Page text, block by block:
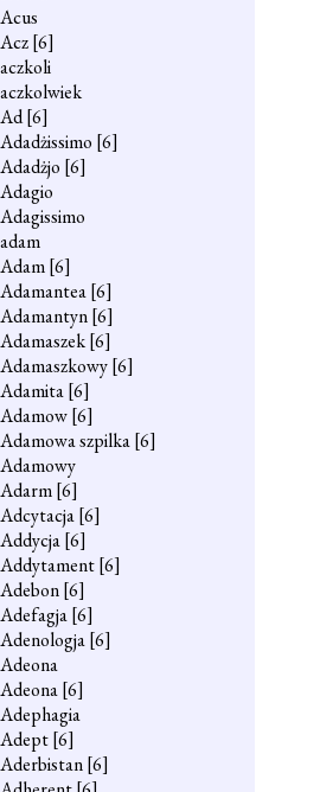
Acus
Acz[6]
aczkoli
aczkolwiek
Ad[6]
Adadżissimo [6]
Adadżjo [6]
Adagio
Adagissimo
adam
Adam[6]
Adamantea[6]
Adamantyn[6]
Adamaszek[6]
Adamaszkowy[6]
Adamita[6]
Adamow[6]
Adamowa szpilka[6]
Adamowy
Adarm[6]
Adcytacja[6]
Addycja[6]
Addytament[6]
Adebon[6]
Adefagja[6]
Adenologja[6]
Adeona
Adeona[6]
Adephagia
Adept[6]
Aderbistan[6]